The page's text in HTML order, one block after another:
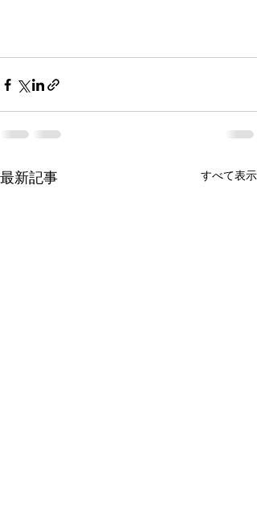
最新記事 すべて表示